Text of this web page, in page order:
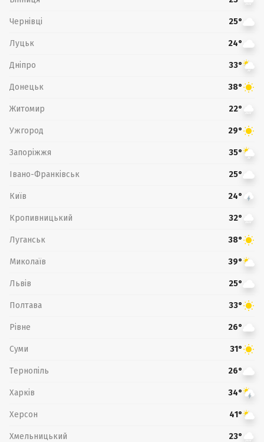
Чернівці 25°
Луцьк 24°
Дніпро 33°
Донецьк 38°
Житомир 22°
Ужгород 29°
Запоріжжя 35°
Івано-Франківськ 25°
Київ 24°
Кропивницький 32°
Луганськ 38°
Миколаїв 39°
Львів 25°
Полтава 33°
Рівне 26°
Суми 31°
Тернопіль 26°
Харків 34°
Херсон 41°
Хмельницький 23°